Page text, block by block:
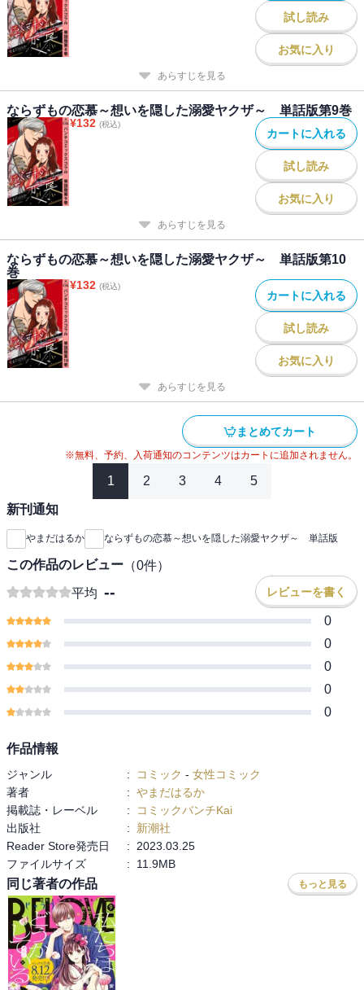
試し読み
お気に入り
あらすじを見る
ならずもの恋慕～想いを隠した溺愛ヤクザ～ 単話版第9巻
¥132 (税込)
カートに入れる
試し読み
お気に入り
あらすじを見る
ならずもの恋慕～想いを隠した溺愛ヤクザ～ 単話版第10
巻
¥132 (税込)
カートに入れる
試し読み
お気に入り
あらすじを見る
まとめてカート
※無料、予約、入荷通知のコンテンツはカートに追加されません。
1 2 3 4 5
新刊通知
やまだはるか ならずもの恋慕～想いを隠した溺愛ヤクザ～ 単話版
この作品のレビュー （0件）
平均 -- レビューを書く
0
0
0
0
0
作品情報
ジャンル : コミック - 女性コミック
著者
: やまだはるか
掲載誌・レーベル
:
コミックバンチKai
出版社
:
新潮社
Reader Store発売日
:
2023.03.25
ファイルサイズ
: 11.9MB
同じ著者の作品 もっと見る